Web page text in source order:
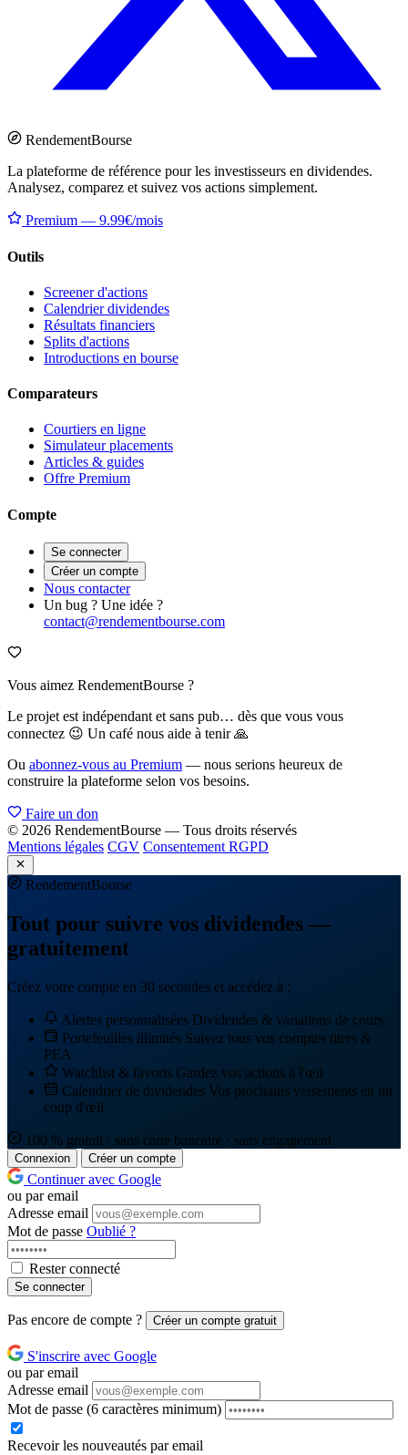
RendementBourse
La plateforme de référence pour les investisseurs en dividendes.
Analysez, comparez et suivez vos actions simplement.
Premium — 9.99€/mois
Outils
Screener d'actions
Calendrier dividendes
Résultats financiers
Splits d'actions
Introductions en bourse
Comparateurs
Courtiers en ligne
Simulateur placements
Articles & guides
Offre Premium
Compte
Se connecter
Créer un compte
Nous contacter
Un bug ? Une idée ?
contact@rendementbourse.com
Vous aimez RendementBourse ?
Le projet est indépendant et sans pub… dès que vous vous
connectez 😉 Un café nous aide à tenir 🙏
Ou abonnez-vous au Premium — nous serions heureux de
construire la plateforme selon vos besoins.
Faire un don
© 2026 RendementBourse — Tous droits réservés
Mentions légales CGV Consentement RGPD
RendementBourse
Tout pour suivre vos dividendes —
gratuitement
Créez votre compte en 30 secondes et accédez à :
Alertes personnalisées Dividendes & variations de cours
Portefeuilles illimités Suivez tous vos comptes titres &
PEA
Watchlist & favoris Gardez vos actions à l'œil
Calendrier de dividendes Vos prochains versements en un
coup d'œil
100 % gratuit · sans carte bancaire · sans engagement
Connexion Créer un compte
Continuer avec Google
ou par email
Adresse email
Mot de passe Oublié ?
Rester connecté
Se connecter
Pas encore de compte ? Créer un compte gratuit
S'inscrire avec Google
ou par email
Adresse email
Mot de passe (6 caractères minimum)
Recevoir les nouveautés par email